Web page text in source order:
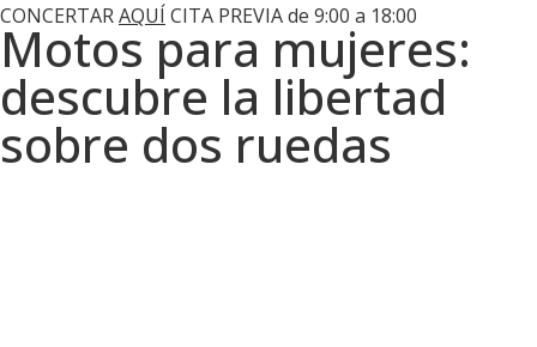
CONCERTARAQUÍCITA PREVIA de 9:00 a 18:00
Motos para mujeres:
descubre la libertad
sobre dos ruedas